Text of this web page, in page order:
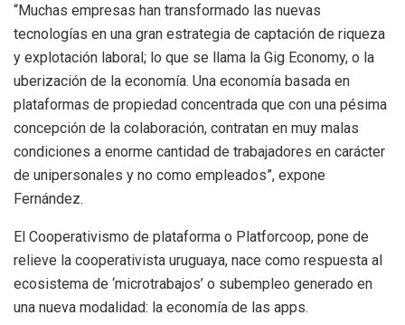
“Muchas empresas han transformado las nuevas
tecnologías en una gran estrategia de captación de riqueza
y explotación laboral; lo que se llama la Gig Economy, o la
uberización de la economía. Una economía basada en
plataformas de propiedad concentrada que con una pésima
concepción de la colaboración, contratan en muy malas
condiciones a enorme cantidad de trabajadores en carácter
de unipersonales y no como empleados”, expone
Fernández.
El Cooperativismo de plataforma o Platforcoop, pone de
relieve la cooperativista uruguaya, nace como respuesta al
ecosistema de ‘microtrabajos’ o subempleo generado en
una nueva modalidad: la economía de las apps.